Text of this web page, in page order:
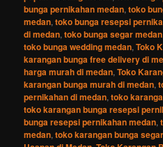
bunga pernikahan medan,toko
medan,toko bunga resepsi
di medan,toko bunga segar medan
toko bunga wedding medan,Toko
karangan bunga free delivery di
harga murah di medan,Toko
karangan bunga murah di medan,
pernikahan di medan,toko
toko karangan bunga resepsi
bunga resepsi pernikahan medan,
medan,toko karangan bunga